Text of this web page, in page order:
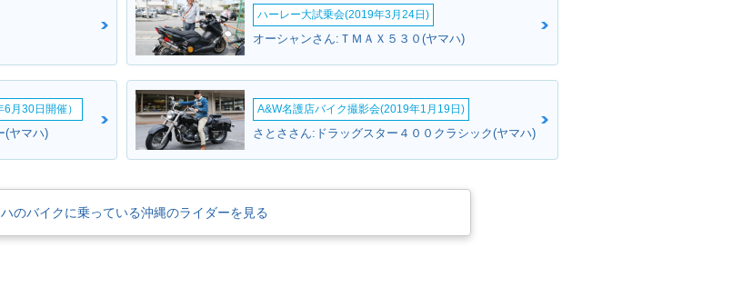
ハーレー大試乗会(2019年3月24日)
オーシャンさん:ＴＭＡＸ５３０(ヤマハ)
月30日開催）
(ヤマハ)
A&W名護店バイク撮影会(2019年1月19日)
さとささん:ドラッグスター４００クラシック(ヤマハ)
のバイクに乗っている沖縄のライダーを見る